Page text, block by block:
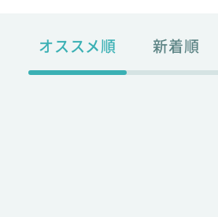
オススメ順 新着順